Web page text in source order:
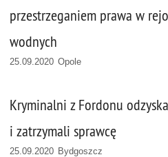
przestrzeganiem prawa w
wodnych
25.09.2020 Opole
Kryminalni z Fordonu
i zatrzymali sprawcę
25.09.2020 Bydgoszcz